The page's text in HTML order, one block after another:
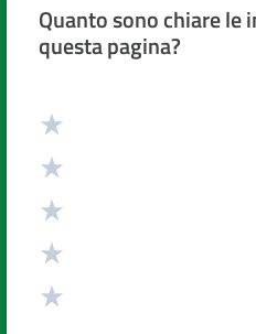
Quanto sono chiare le
questa pagina?